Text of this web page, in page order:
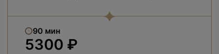
90 мин
5300 ₽